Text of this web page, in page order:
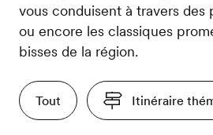
vous conduisent à travers des
ou encore les classiques
bisses de la région.
Tout Itinéraire